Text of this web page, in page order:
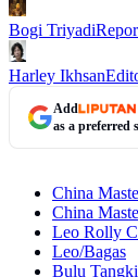
Bogi Triyadi
Harley Ikhsan
Add
as a preferred
China
China
Leo Rolly
Leo/Bagas
Bulu